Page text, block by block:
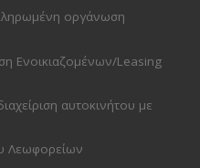
οργάνωση
Ενοικιαζομένων/Leasing
αυτοκινήτου με
Λεωφορείων